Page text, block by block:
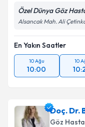
Özel Dünya Göz
Alsancak Mah. Ali
En Yakın Saatler
10 Ağu
10:00
10
Doç. Dr.
Göz